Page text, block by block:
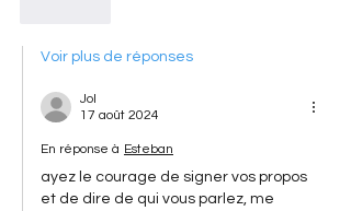
Voir plus de réponses
Jol
17 août 2024
En réponse à Esteban
ayez le courage de signer vos propos
et de dire de qui vous parlez, me